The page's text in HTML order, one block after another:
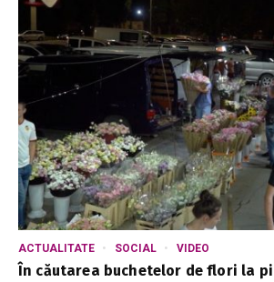
ACTUALITATE SOCIAL VIDEO
În căutarea buchetelor de flori la